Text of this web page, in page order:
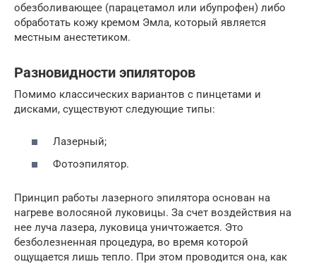
обезболивающее (парацетамол или ибупрофен) либо
обработать кожу кремом Эмла, который является
местным анестетиком.
Разновидности эпиляторов
Помимо классических вариантов с пинцетами и
дисками, существуют следующие типы:
Лазерный;
Фотоэпилятор.
Принцип работы лазерного эпилятора основан на
нагреве волосяной луковицы. За счет воздействия на
нее луча лазера, луковица уничтожается. Это
безболезненная процедура, во время которой
ощущается лишь тепло. При этом проводится она, как